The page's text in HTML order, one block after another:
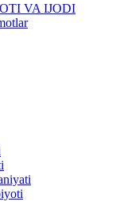
VA IJODI